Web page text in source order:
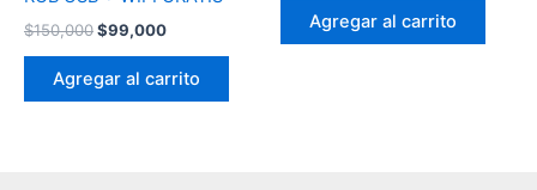
$150,000$99,000
Agregar al carrito
Agregar al carrito